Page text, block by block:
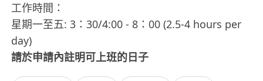
工作時間：
星期一至五: 3：30/4:00 - 8：00 (2.5-4 hours per
day)
請於申請內註明可上班的日子